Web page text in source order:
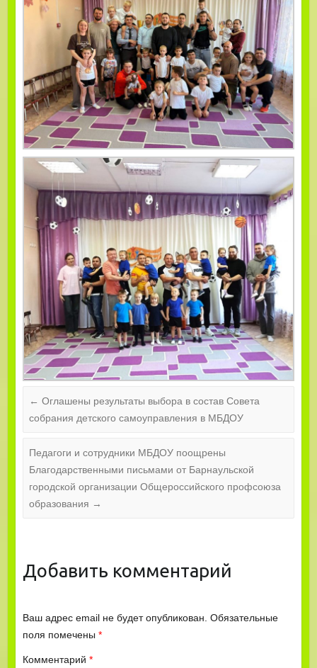
← Оглашены результаты выбора в состав Совета
собрания детского самоуправления в МБДОУ
Педагоги и сотрудники МБДОУ поощрены
Благодарственными письмами от Барнаульской
городской организации Общероссийского профсоюза
образования →
Добавить комментарий
Ваш адрес email не будет опубликован. Обязательные
поля помечены *
Комментарий *